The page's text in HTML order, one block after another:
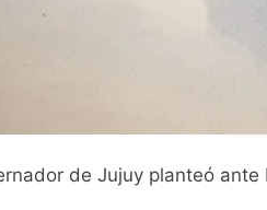
de Jujuy planteó